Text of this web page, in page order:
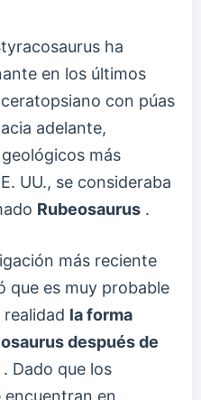
ha
en los últimos
con púas
adelante,
más
UU., se consideraba
Rubeosaurus .
más reciente
que es muy probable
realidad la forma
después de
. Dado que los
encuentran en